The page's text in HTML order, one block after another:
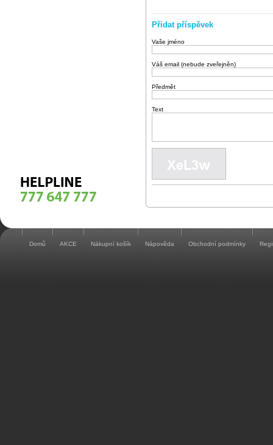
Přidat příspěvek
Vaše jméno
Váš email (nebude zveřejněn)
Předmět
Text
Domů AKCE Nákupní košík Nápověda Obchodní podmínky